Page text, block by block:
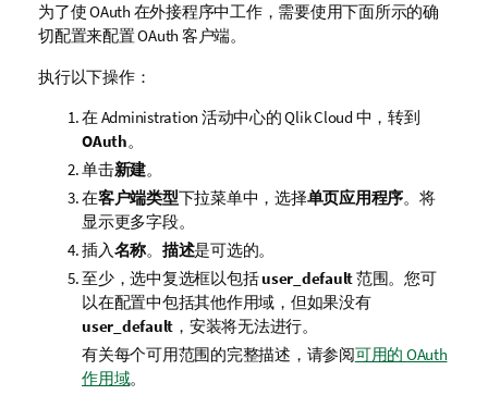
为了使 OAuth 在外接程序中工作，需要使用下面所示的确
切配置来配置 OAuth 客户端。
执行以下操作：
在 Administration 活动中心的Qlik Cloud 中，转到
OAuth。
单击新建。
在客户端类型下拉菜单中，选择单页应用程序。将
显示更多字段。
插入名称。 描述是可选的。
至少，选中复选框以包括user_default范围。您可
以在配置中包括其他作用域，但如果没有
user_default ，安装将无法进行。
有关每个可用范围的完整描述，请参阅可用的 OAuth
作用域。